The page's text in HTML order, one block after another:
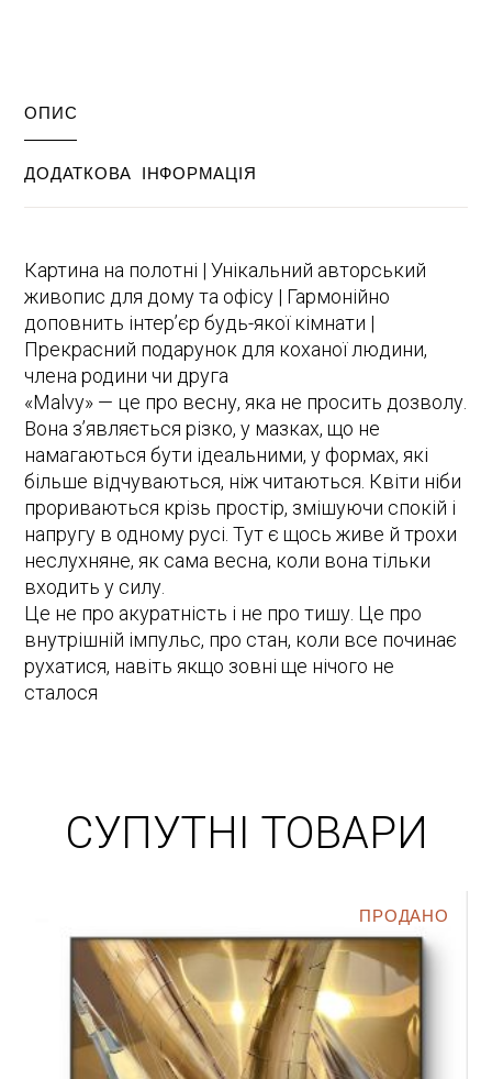
ОПИС
ДОДАТКОВА ІНФОРМАЦІЯ
Картина на полотні | Унікальний авторський
живопис для дому та офісу | Гармонійно
доповнить інтер’єр будь-якої кімнати |
Прекрасний подарунок для коханої людини,
члена родини чи друга
«Malvy» — це про весну, яка не просить дозволу.
Вона з’являється різко, у мазках, що не
намагаються бути ідеальними, у формах, які
більше відчуваються, ніж читаються. Квіти ніби
прориваються крізь простір, змішуючи спокій і
напругу в одному русі. Тут є щось живе й трохи
неслухняне, як сама весна, коли вона тільки
входить у силу.
Це не про акуратність і не про тишу. Це про
внутрішній імпульс, про стан, коли все починає
рухатися, навіть якщо зовні ще нічого не
сталося
СУПУТНІ ТОВАРИ
ПРОДАНО